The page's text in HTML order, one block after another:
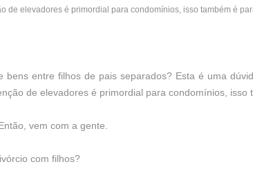
de elevadores é primordial para condomínios, isso também é
bens entre filhos de pais separados? Esta é uma
de elevadores é primordial para condomínios, isso
vem com a gente.
com filhos?